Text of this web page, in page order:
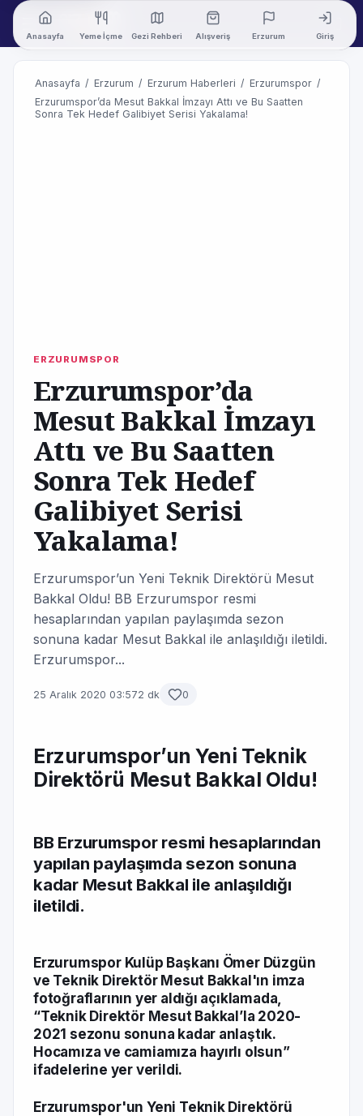
Anasayfa Yeme İçme Gezi Rehberi Alışveriş Erzurum Giriş
Anasayfa / Erzurum / Erzurum Haberleri / Erzurumspor /
Erzurumspor’da Mesut Bakkal İmzayı Attı ve Bu Saatten
Sonra Tek Hedef Galibiyet Serisi Yakalama!
ERZURUMSPOR
Erzurumspor’da
Mesut Bakkal İmzayı
Attı ve Bu Saatten
Sonra Tek Hedef
Galibiyet Serisi
Yakalama!
Erzurumspor’un Yeni Teknik Direktörü Mesut
Bakkal Oldu! BB Erzurumspor resmi
hesaplarından yapılan paylaşımda sezon
sonuna kadar Mesut Bakkal ile anlaşıldığı iletildi.
Erzurumspor...
25 Aralık 2020 03:572 dk 0
Erzurumspor’un Yeni Teknik
Direktörü Mesut Bakkal Oldu!
BB Erzurumspor resmi hesaplarından
yapılan paylaşımda sezon sonuna
kadar Mesut Bakkal ile anlaşıldığı
iletildi.
Erzurumspor Kulüp Başkanı Ömer Düzgün
ve Teknik Direktör Mesut Bakkal'ın imza
fotoğraflarının yer aldığı açıklamada,
“Teknik Direktör Mesut Bakkal’la 2020-
2021 sezonu sonuna kadar anlaştık.
Hocamıza ve camiamıza hayırlı olsun”
ifadelerine yer verildi.
Erzurumspor'un Yeni Teknik Direktörü